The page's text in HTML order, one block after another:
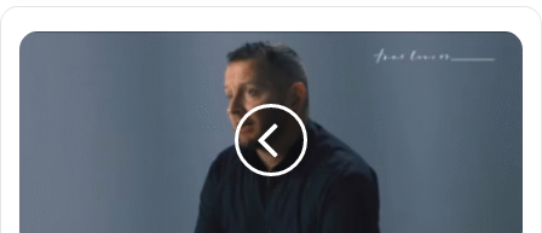
Abusado